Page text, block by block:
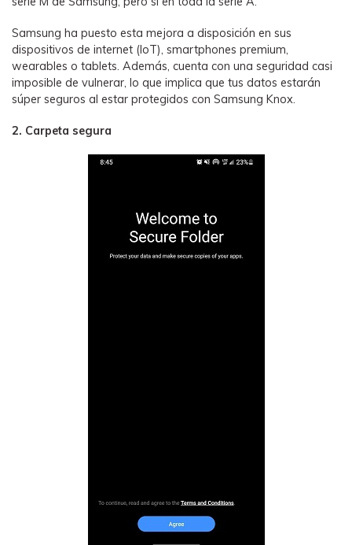
Samsung ha puesto esta mejora a disposición en sus
dispositivos de internet (IoT), smartphones premium,
wearables o tablets. Además, cuenta con una seguridad casi
imposible de vulnerar, lo que implica que tus datos estarán
súper seguros al estar protegidos con Samsung Knox.
2. Carpeta segura